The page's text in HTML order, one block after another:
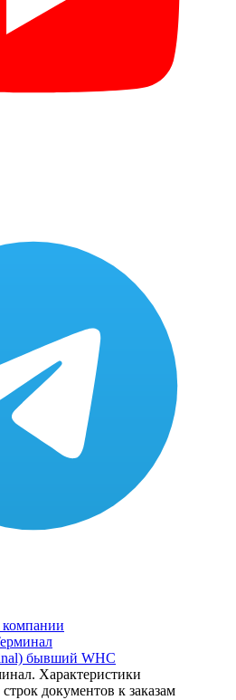
компании
бывший WHC
Характеристики
документов к заказам